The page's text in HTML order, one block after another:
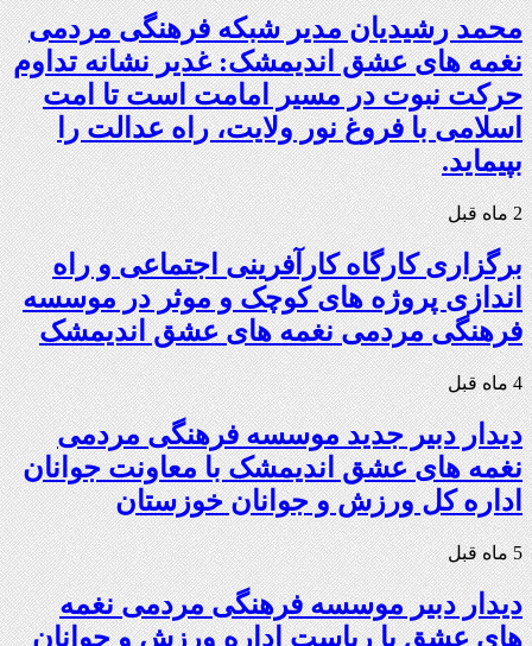
محمد رشیدیان مدیر شبکه فرهنگی مردمی
نغمه های عشق اندیمشک: غدیر نشانه تداوم
حرکت نبوت در مسیر امامت است تا امت
اسلامی با فروغ نور ولایت، راه عدالت را
بپیماید.
2 ماه قبل
برگزاری کارگاه کارآفرینی اجتماعی و راه
اندازی پروژه های کوچک و موثر در موسسه
فرهنگی مردمی نغمه های عشق اندیمشک
4 ماه قبل
دیدار دبیر جدید موسسه فرهنگی مردمی
نغمه های عشق اندیمشک با معاونت جوانان
اداره کل ورزش و جوانان خوزستان
5 ماه قبل
دیدار دبیر موسسه فرهنگی مردمی نغمه
های عشق با ریاست اداره ورزش و جوانان